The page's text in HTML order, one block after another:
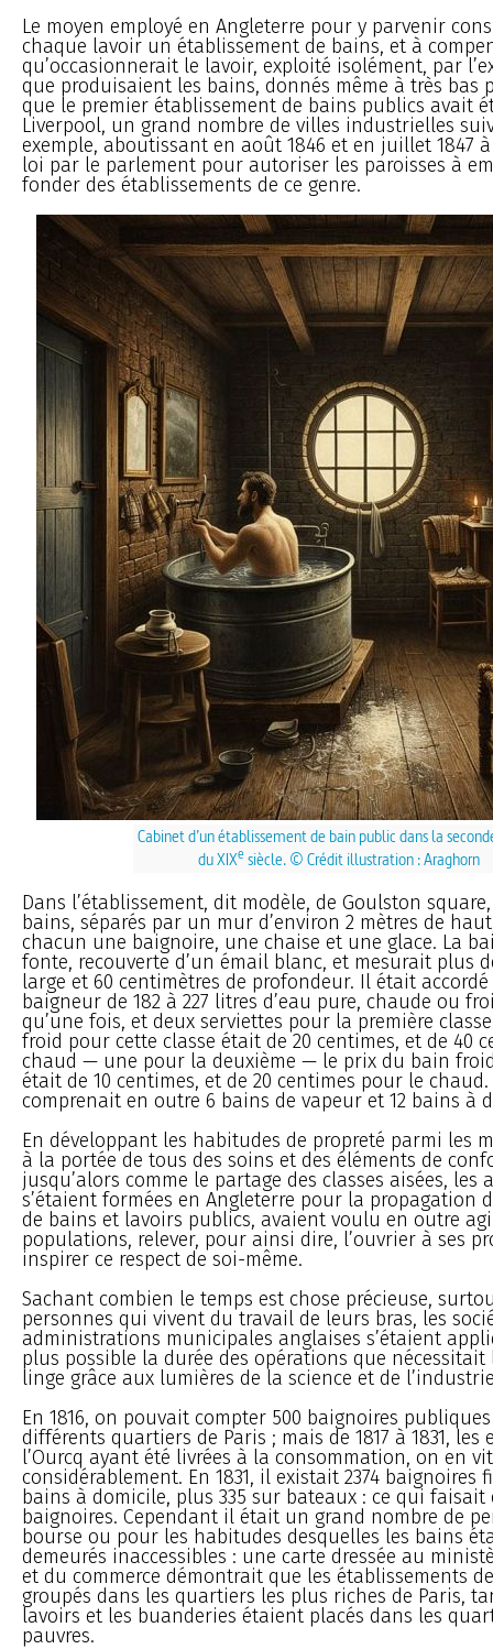
Le moyen employé en Angleterre pour y parvenir
chaque lavoir un établissement de bains, et à
qu’occasionnerait le lavoir, exploité isolément, par
que produisaient les bains, donnés même à très bas
que le premier établissement de bains publics avait
Liverpool, un grand nombre de villes industrielles
exemple, aboutissant en août 1846 et en juillet 1847
loi par le parlement pour autoriser les paroisses à
fonder des établissements de ce genre.
Cabinet d’un établissement de bain public dans la
du XIXe siècle. © Crédit illustration : Araghorn
Dans l’établissement, dit modèle, de Goulston
bains, séparés par un mur d’environ 2 mètres de
chacun une baignoire, une chaise et une glace. La
fonte, recouverte d’un émail blanc, et mesurait plus
large et 60 centimètres de profondeur. Il était
baigneur de 182 à 227 litres d’eau pure, chaude ou
qu’une fois, et deux serviettes pour la première
froid pour cette classe était de 20 centimes, et de 40
chaud — une pour la deuxième — le prix du bain
était de 10 centimes, et de 20 centimes pour le chaud.
comprenait en outre 6 bains de vapeur et 12 bains à
En développant les habitudes de propreté parmi les
à la portée de tous des soins et des éléments de
jusqu’alors comme le partage des classes aisées, les
s’étaient formées en Angleterre pour la propagation
de bains et lavoirs publics, avaient voulu en outre
populations, relever, pour ainsi dire, l’ouvrier à ses
inspirer ce respect de soi-même.
Sachant combien le temps est chose précieuse,
personnes qui vivent du travail de leurs bras, les
administrations municipales anglaises s’étaient
plus possible la durée des opérations que
linge grâce aux lumières de la science et de
En 1816, on pouvait compter 500 baignoires
différents quartiers de Paris ; mais de 1817 à 1831, les
l’Ourcq ayant été livrées à la consommation, on en
considérablement. En 1831, il existait 2374 baignoires
bains à domicile, plus 335 sur bateaux : ce qui faisait
baignoires. Cependant il était un grand nombre de
bourse ou pour les habitudes desquelles les bains
demeurés inaccessibles : une carte dressée au
et du commerce démontrait que les établissements
groupés dans les quartiers les plus riches de Paris,
lavoirs et les buanderies étaient placés dans les
pauvres.